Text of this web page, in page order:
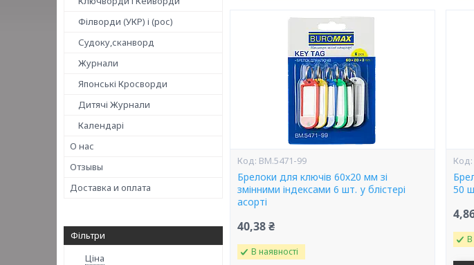
Філворди (УКР) і (рос)
Судоку,сканворд
Журнали
Японські Кросворди
Дитячі Журнали
Календарі
О нас
Отзывы
Доставка и оплата
Фільтри
Ціна
BM.5471-99
Брелоки для ключів 60х20 мм зі
змінними індексами 6 шт. у блістері
асорті
40,38 ₴
В наявності
50
В